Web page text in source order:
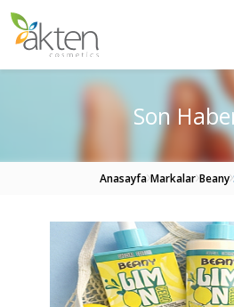
Son
Anasayfa Markalar Beany